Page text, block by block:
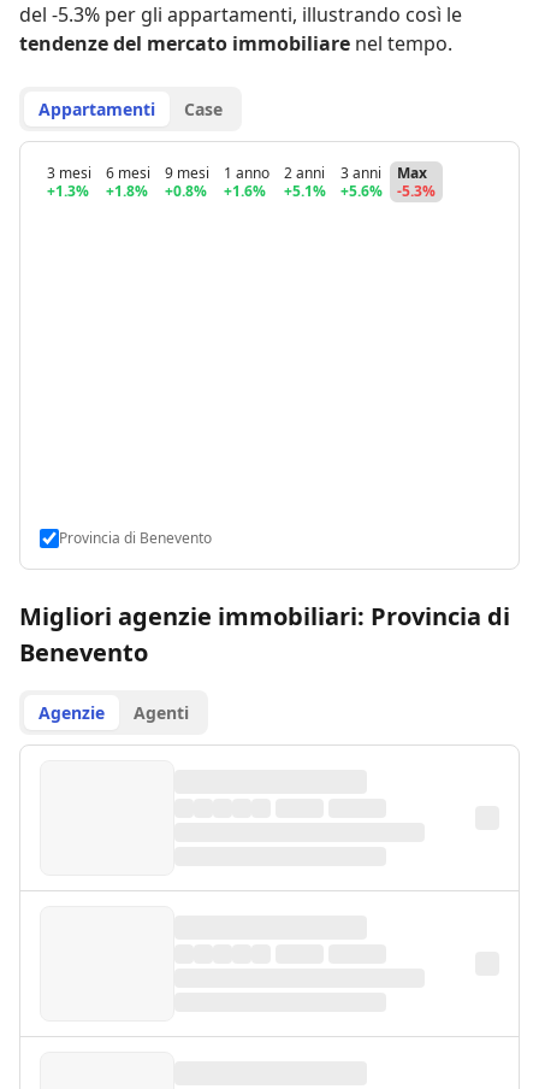
del -5.3% per gli appartamenti, illustrando così le
tendenze del mercato immobiliare nel tempo.
Appartamenti Case
3 mesi
+1.3%
6 mesi
+1.8%
9 mesi
+0.8%
1 anno
+1.6%
2 anni
+5.1%
3 anni
+5.6%
Max
-5.3%
Provincia di Benevento
Migliori agenzie immobiliari: Provincia di
Benevento
Agenzie Agenti